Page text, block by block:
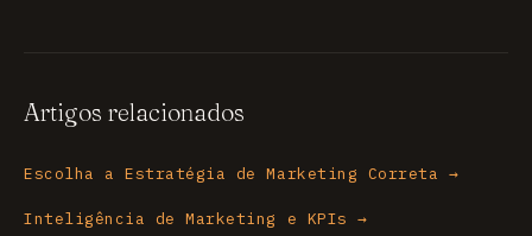
Artigos relacionados
Escolha a Estratégia de Marketing Correta →
Inteligência de Marketing e KPIs →